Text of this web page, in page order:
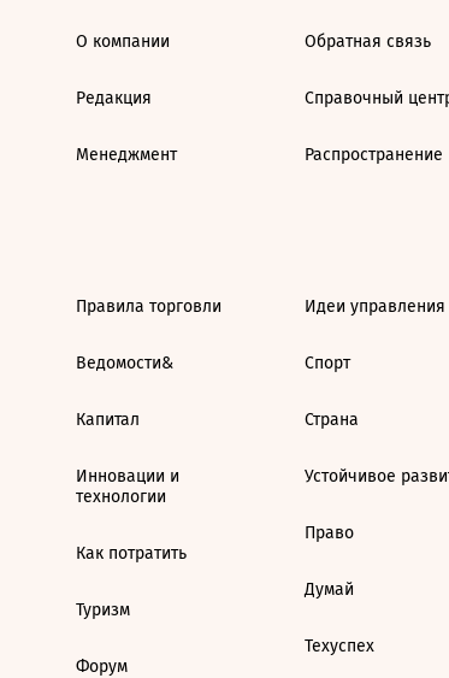
О компании
Редакция
Менеджмент
Обратная связь
Справочный
Распространение
Правила торговли
Ведомости&
Капитал
Инновации и
технологии
Как потратить
Туризм
Форум
Идеи управления
Спорт
Страна
Устойчивое
Право
Думай
Техуспех